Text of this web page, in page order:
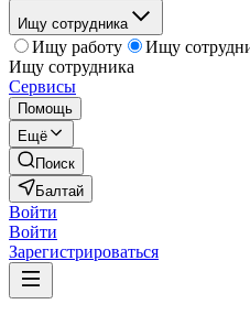
Ищу сотрудника
Ищу работу
Ищу
Ищу сотрудника
Сервисы
Помощь
Ещё
Поиск
Балтай
Войти
Войти
Зарегистрироваться